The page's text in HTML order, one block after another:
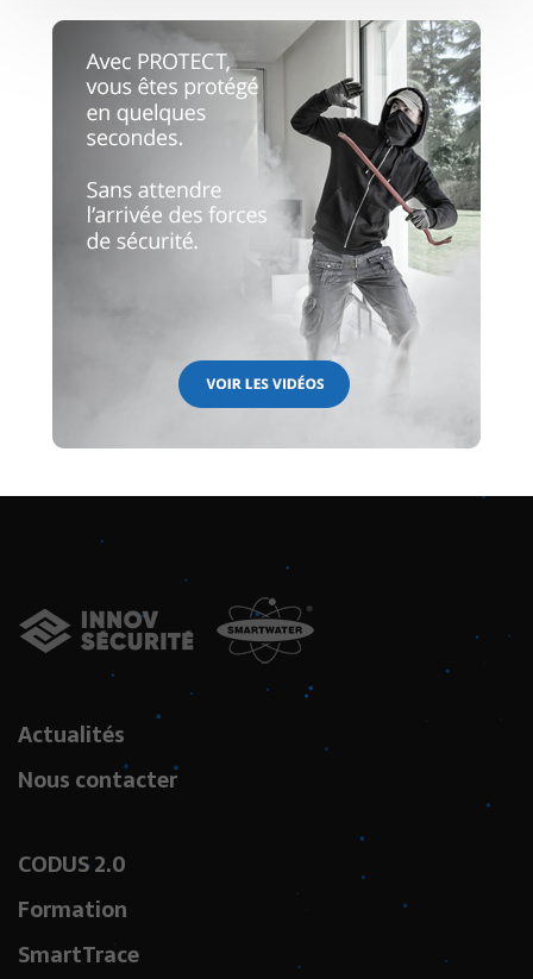
Actualités
Nous contacter
CODUS 2.0
Formation
SmartTrace